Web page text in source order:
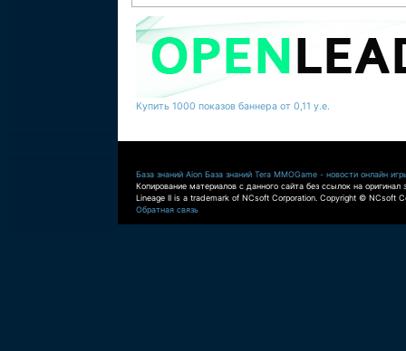
Купить 1000 показов баннера от 0,11 у.е.
База знаний Aion База знаний Tera MMOGame - новости онлайн
Копирование материалов с данного сайта без ссылок на оригинал
Lineage II is a trademark of NCsoft Corporation. Copyright © NCsoft
Обратная связь